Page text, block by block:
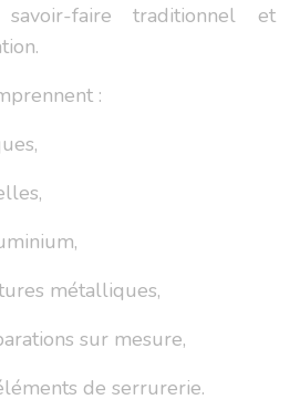
faire traditionnel et
:
métalliques,
sur mesure,
de serrurerie.